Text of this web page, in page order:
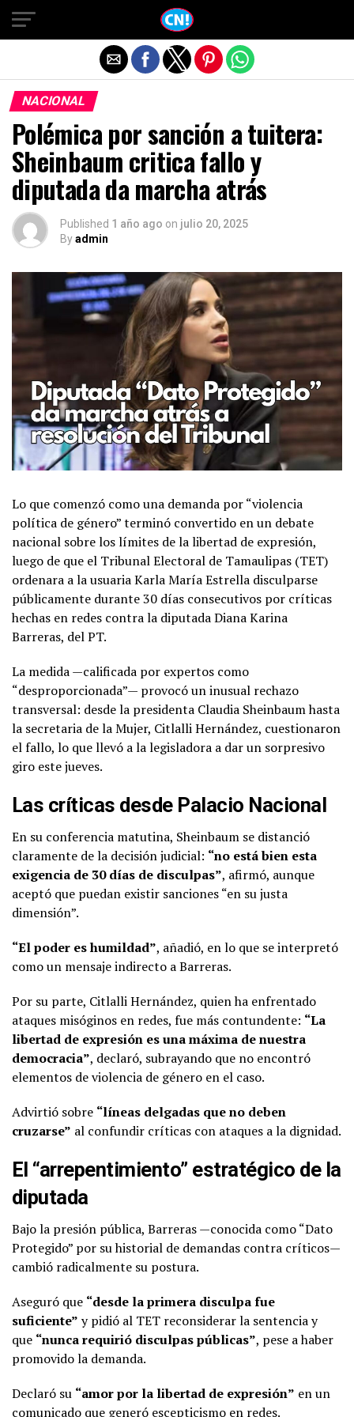
NACIONAL
Polémica por sanción a tuitera:
Sheinbaum critica fallo y
diputada da marcha atrás
Published 1 año ago on julio 20, 2025
Byadmin
Lo que comenzó como una demanda por “violencia
política de género” terminó convertido en un debate
nacional sobre los límites de la libertad de expresión,
luego de que el Tribunal Electoral de Tamaulipas (TET)
ordenara a la usuaria Karla María Estrella disculparse
públicamente durante 30 días consecutivos por críticas
hechas en redes contra la diputada Diana Karina
Barreras, del PT.
La medida —calificada por expertos como
“desproporcionada”— provocó un inusual rechazo
transversal: desde la presidenta Claudia Sheinbaum hasta
la secretaria de la Mujer, Citlalli Hernández, cuestionaron
el fallo, lo que llevó a la legisladora a dar un sorpresivo
giro este jueves.
Las críticas desde Palacio Nacional
En su conferencia matutina, Sheinbaum se distanció
claramente de la decisión judicial: “no está bien esta
exigencia de 30 días de disculpas”, afirmó, aunque
aceptó que puedan existir sanciones “en su justa
dimensión”.
“El poder es humildad”, añadió, en lo que se interpretó
como un mensaje indirecto a Barreras.
Por su parte, Citlalli Hernández, quien ha enfrentado
ataques misóginos en redes, fue más contundente: “La
libertad de expresión es una máxima de nuestra
democracia”, declaró, subrayando que no encontró
elementos de violencia de género en el caso.
Advirtió sobre “líneas delgadas que no deben
cruzarse” al confundir críticas con ataques a la dignidad.
El “arrepentimiento” estratégico de la
diputada
Bajo la presión pública, Barreras —conocida como “Dato
Protegido” por su historial de demandas contra críticos—
cambió radicalmente su postura.
Aseguró que “desde la primera disculpa fue
suficiente” y pidió al TET reconsiderar la sentencia y
que “nunca requirió disculpas públicas”, pese a haber
promovido la demanda.
Declaró su “amor por la libertad de expresión” en un
comunicado que generó escepticismo en redes.
Salir de la versión móvil